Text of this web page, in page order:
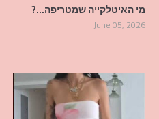
מי האיטלקייה שמטריפה…?
June 05, 2026